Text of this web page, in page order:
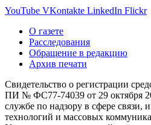
YouTube VKontakte LinkedIn Flickr
О газете
Расследования
Обращение в редакцию
Архив печати
Свидетельство о регистрации
ПИ № ФС77-74039 от 29 октября
службе по надзору в сфере
технологий и массовых